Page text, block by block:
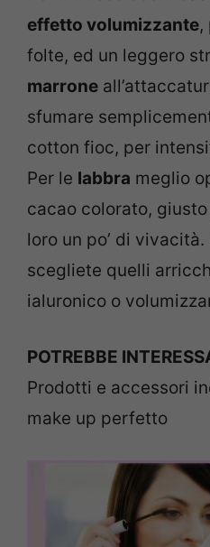
effetto volumizzante,
folte, ed un leggero
marrone
sfumare
cotton fioc, per
Per le labbra meglio
cacao colorato,
loro un po’ di
scegliete quelli
ialuronico o
POTREBBE
Prodotti e accessori
make up perfetto